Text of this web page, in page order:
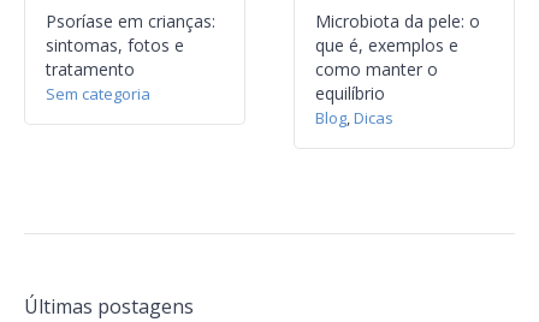
Psoríase em crianças:
sintomas, fotos e
tratamento
Sem categoria
Microbiota da pele: o
que é, exemplos e
como manter o
equilíbrio
Blog,Dicas
Últimas postagens